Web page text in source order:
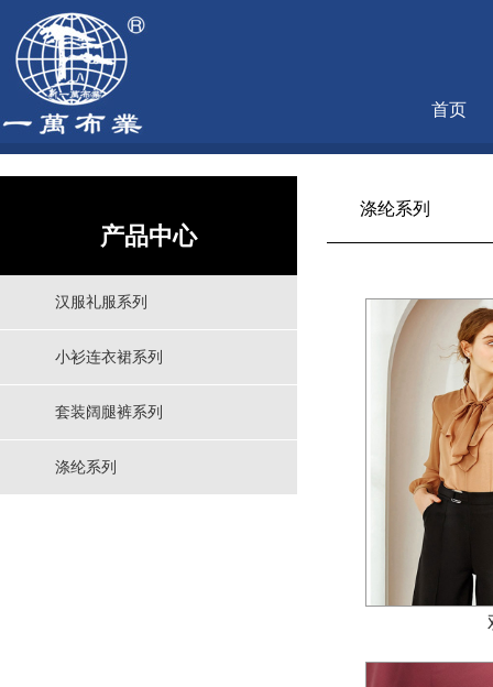
首页
产品中心
汉服礼服系列
小衫连衣裙系列
套装阔腿裤系列
涤纶系列
涤纶系列